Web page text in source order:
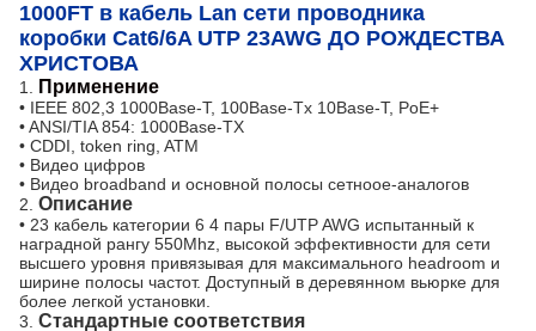
1000FT в кабель Lan сети проводника
коробки Cat6/6A UTP 23AWG ДО РОЖДЕСТВА
ХРИСТОВА
1. Применение
• IEEE 802,3 1000Base-T, 100Base-Tx 10Base-T, PoE+
• ANSI/TIA 854: 1000Base-TX
• CDDI, token ring, ATM
• Видео цифров
• Видео broadband и основной полосы сетноое-аналогов
2. Описание
• 23 кабель категории 6 4 пары F/UTP AWG испытанный к
наградной рангу 550Mhz, высокой эффективности для сети
высшего уровня привязывая для максимального headroom и
ширине полосы частот. Доступный в деревянном вьюрке для
более легкой установки.
3. Стандартные соответствия